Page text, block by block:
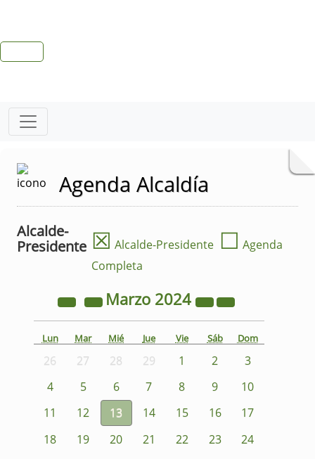
Agenda Alcaldía
Alcalde-
Presidente ☒ Alcalde-Presidente ☐ Agenda
Completa
Marzo 2024
Lun Mar Mié Jue Vie Sáb Dom
26 27 28 29 1 2
3
4
5 6 7 8 9
10
11
12 13 14 15 16
17
18
19 20 21 22 23
24